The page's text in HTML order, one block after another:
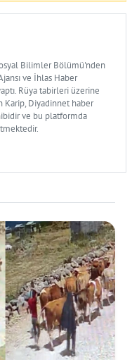
Bilimler Bölümü'nden
ve İhlas Haber
Rüya tabirleri üzerine
Karip, Diyadinnet haber
ve bu platformda